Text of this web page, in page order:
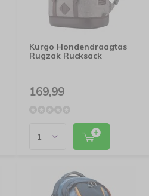
Kurgo Hondendraagtas
Rugzak Rucksack
169,99